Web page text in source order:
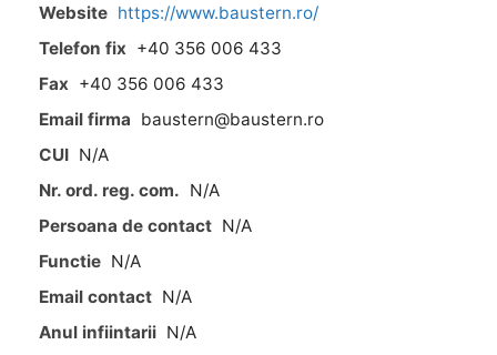
Website https://www.baustern.ro/
Telefon fix +40 356 006 433
Fax +40 356 006 433
Email firma baustern@baustern.ro
CUI N/A
Nr. ord. reg. com. N/A
Persoana de contact N/A
Functie N/A
Email contact N/A
Anul infiintarii N/A